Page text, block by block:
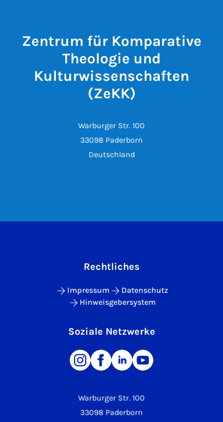
Zentrum für Komparative
Theologie und
Kulturwissenschaften
(ZeKK)
Warburger Str. 100
33098 Paderborn
Deutschland
Warburger Str. 100
33098 Paderborn
Rechtliches
Impressum
Datenschutz
Hinweisgebersystem
Soziale Netzwerke